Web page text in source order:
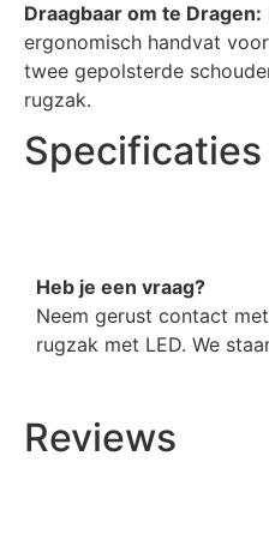
Draagbaar om te Dragen:
ergonomisch handvat
twee gepolsterde
rugzak.
Specificaties
Heb je een vraag?
Neem gerust contact
rugzak met LED. We
Reviews